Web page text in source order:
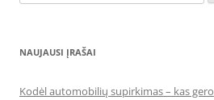
NAUJAUSI ĮRAŠAI
Kodėl automobilių supirkimas – kas gero